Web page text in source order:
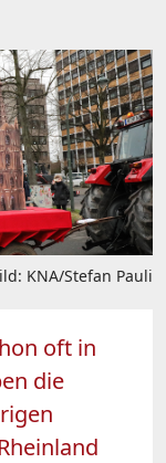
KNA/Stefan Pauli
oft in
die